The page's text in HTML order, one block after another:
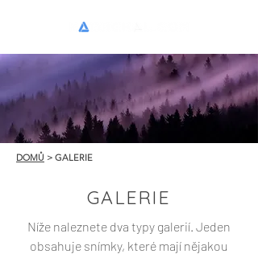
DOMŮ > GALERIE
GALERIE
Níže naleznete dva typy galerií. Jeden
obsahuje snímky, které mají nějakou